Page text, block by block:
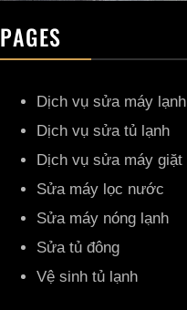
PAGES
Dịch vụ sửa máy lạnh
Dịch vụ sửa tủ lạnh
Dịch vụ sửa máy giặt
Sửa máy lọc nước
Sửa máy nóng lạnh
Sửa tủ đông
Vệ sinh tủ lạnh